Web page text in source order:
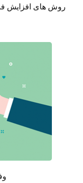
روش های افزایش